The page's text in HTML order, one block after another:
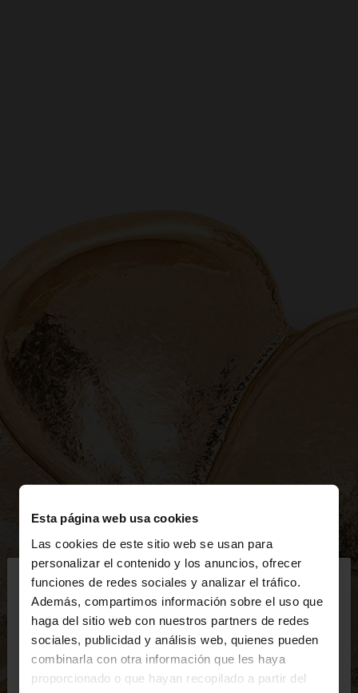
Esta página web usa cookies
Las cookies de este sitio web se usan para
personalizar el contenido y los anuncios, ofrecer
funciones de redes sociales y analizar el tráfico.
Además, compartimos información sobre el uso que
haga del sitio web con nuestros partners de redes
sociales, publicidad y análisis web, quienes pueden
combinarla con otra información que les haya
proporcionado o que hayan recopilado a partir del
hola
Estás accediendo a la web de España. ¿Quieres ir a
la web de United States?